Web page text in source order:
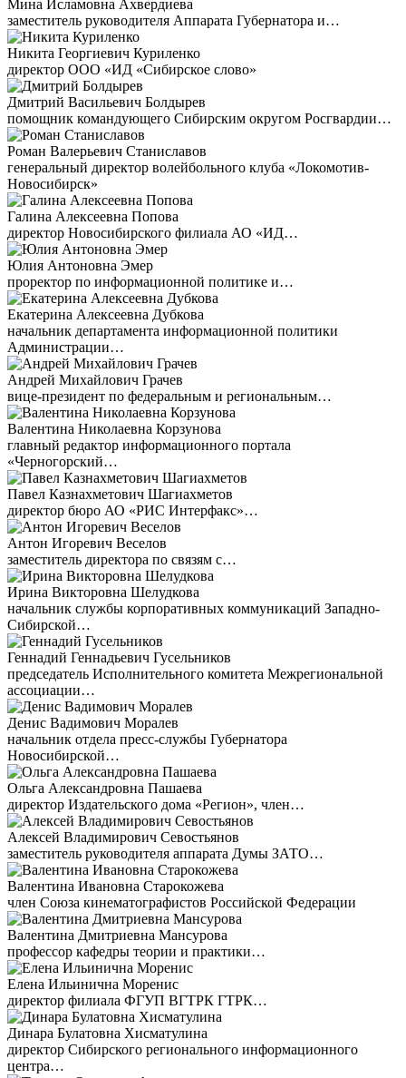
Мина Исламовна Ахвердиева
заместитель руководителя Аппарата Губернатора и…
Никита Георгиевич Куриленко
директор ООО «ИД «Сибирское слово»
Дмитрий Васильевич Болдырев
помощник командующего Сибирским округом Росгвардии…
Роман Валерьевич Станиславов
генеральный директор волейбольного клуба «Локомотив-
Новосибирск»
Галина Алексеевна Попова
директор Новосибирского филиала АО «ИД…
Юлия Антоновна Эмер
проректор по информационной политике и…
Екатерина Алексеевна Дубкова
начальник департамента информационной политики
Администрации…
Андрей Михайлович Грачев
вице-президент по федеральным и региональным…
Валентина Николаевна Корзунова
главный редактор информационного портала
«Черногорский…
Павел Казнахметович Шагиахметов
директор бюро АО «РИС Интерфакс»…
Антон Игоревич Веселов
заместитель директора по связям с…
Ирина Викторовна Шелудкова
начальник службы корпоративных коммуникаций Западно-
Сибирской…
Геннадий Геннадьевич Гусельников
председатель Исполнительного комитета Межрегиональной
ассоциации…
Денис Вадимович Моралев
начальник отдела пресс-службы Губернатора
Новосибирской…
Ольга Александровна Пашаева
директор Издательского дома «Регион», член…
Алексей Владимирович Севостьянов
заместитель руководителя аппарата Думы ЗАТО…
Валентина Ивановна Старокожева
член Союза кинематографистов Российской Федерации
Валентина Дмитриевна Мансурова
профессор кафедры теории и практики…
Елена Ильинична Моренис
директор филиала ФГУП ВГТРК ГТРК…
Динара Булатовна Хисматулина
директор Сибирского регионального информационного
центра…